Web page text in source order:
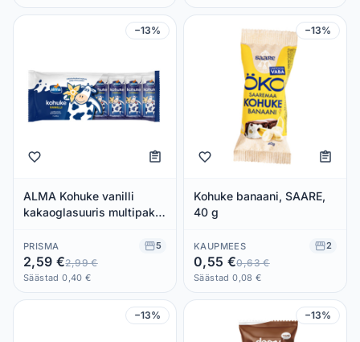
−13%
ALMA Kohuke vanilli
kakaoglasuuris multipakk
PRISMA 5
2,59 €2,99 €
Säästad 0,40 €
−13%
Kohuke banaani, SAARE,
40 g
KAUPMEES 2
0,55 €0,63 €
Säästad 0,08 €
−13% −13%